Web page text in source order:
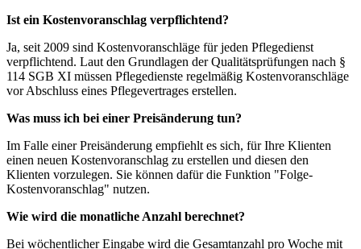
Ist ein Kostenvoranschlag verpflichtend?
Ja, seit 2009 sind Kostenvoranschläge für jeden Pflegedienst
verpflichtend. Laut den Grundlagen der Qualitätsprüfungen nach §
114 SGB XI müssen Pflegedienste regelmäßig Kostenvoranschläge
vor Abschluss eines Pflegevertrages erstellen.
Was muss ich bei einer Preisänderung tun?
Im Falle einer Preisänderung empfiehlt es sich, für Ihre Klienten
einen neuen Kostenvoranschlag zu erstellen und diesen den
Klienten vorzulegen. Sie können dafür die Funktion "Folge-
Kostenvoranschlag" nutzen.
Wie wird die monatliche Anzahl berechnet?
Bei wöchentlicher Eingabe wird die Gesamtanzahl pro Woche mit